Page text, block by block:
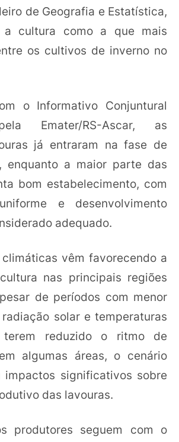
de Geografia e Estatística,
a cultura como a que mais
os cultivos de inverno no
o Informativo Conjuntural
Emater/RS-Ascar, as
já entraram na fase de
enquanto a maior parte das
bom estabelecimento, com
e desenvolvimento
adequado.
vêm favorecendo a
nas principais regiões
de períodos com menor
solar e temperaturas
terem reduzido o ritmo de
algumas áreas, o cenário
impactos significativos sobre
das lavouras.
produtores seguem com o